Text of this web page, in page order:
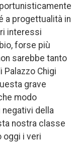
a progettualità in
interessi
forse più
sarebbe tanto
Chigi
grave
modo
della
nostra classe
oggi i veri